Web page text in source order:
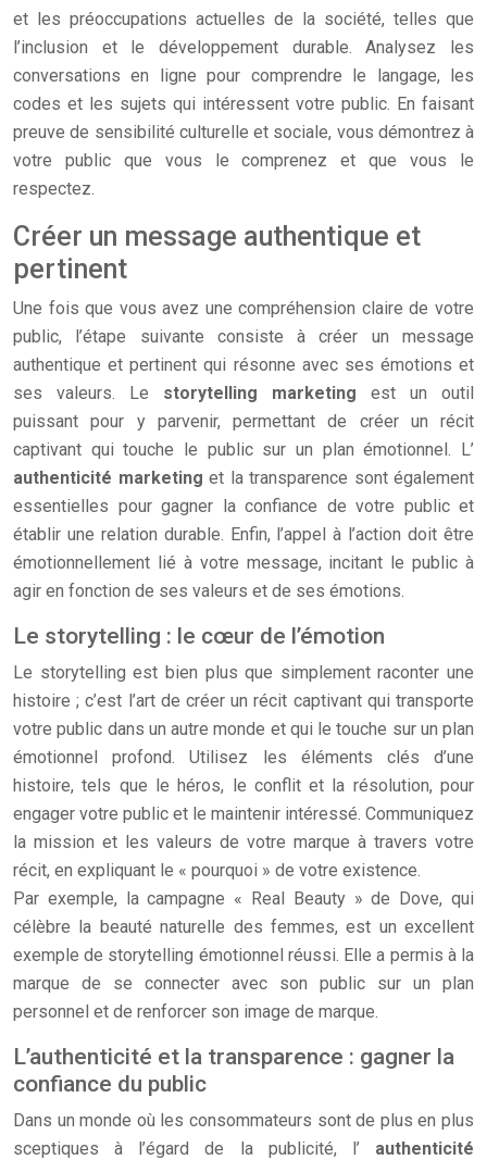
et les préoccupations actuelles de la société, telles que
l’inclusion et le développement durable. Analysez les
conversations en ligne pour comprendre le langage, les
codes et les sujets qui intéressent votre public. En faisant
preuve de sensibilité culturelle et sociale, vous démontrez à
votre public que vous le comprenez et que vous le
respectez.
Créer un message authentique et
pertinent
Une fois que vous avez une compréhension claire de votre
public, l’étape suivante consiste à créer un message
authentique et pertinent qui résonne avec ses émotions et
ses valeurs. Le storytelling marketing est un outil
puissant pour y parvenir, permettant de créer un récit
captivant qui touche le public sur un plan émotionnel. L’
authenticité marketing et la transparence sont également
essentielles pour gagner la confiance de votre public et
établir une relation durable. Enfin, l’appel à l’action doit être
émotionnellement lié à votre message, incitant le public à
agir en fonction de ses valeurs et de ses émotions.
Le storytelling : le cœur de l’émotion
Le storytelling est bien plus que simplement raconter une
histoire ; c’est l’art de créer un récit captivant qui transporte
votre public dans un autre monde et qui le touche sur un plan
émotionnel profond. Utilisez les éléments clés d’une
histoire, tels que le héros, le conflit et la résolution, pour
engager votre public et le maintenir intéressé. Communiquez
la mission et les valeurs de votre marque à travers votre
récit, en expliquant le « pourquoi » de votre existence.
Par exemple, la campagne « Real Beauty » de Dove, qui
célèbre la beauté naturelle des femmes, est un excellent
exemple de storytelling émotionnel réussi. Elle a permis à la
marque de se connecter avec son public sur un plan
personnel et de renforcer son image de marque.
L’authenticité et la transparence : gagner la
confiance du public
Dans un monde où les consommateurs sont de plus en plus
sceptiques à l’égard de la publicité, l’ authenticité